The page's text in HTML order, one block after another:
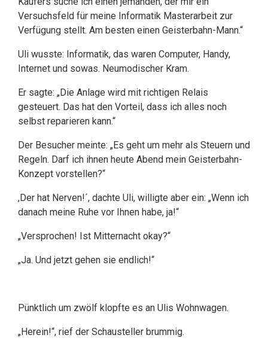
Versuchsfeld für meine Informatik Masterarbeit zur
Verfügung stellt. Am besten einen Geisterbahn-Mann.“
Uli wusste: Informatik, das waren Computer, Handy,
Internet und sowas. Neumodischer Kram.
Er sagte: „Die Anlage wird mit richtigen Relais
gesteuert. Das hat den Vorteil, dass ich alles noch
selbst reparieren kann.“
Der Besucher meinte: „Es geht um mehr als Steuern und
Regeln. Darf ich ihnen heute Abend mein Geisterbahn-
Konzept vorstellen?“
,Der hat Nerven!´, dachte Uli, willigte aber ein: „Wenn ich
danach meine Ruhe vor Ihnen habe, ja!“
„Versprochen! Ist Mitternacht okay?“
„Ja. Und jetzt gehen sie endlich!“
Pünktlich um zwölf klopfte es an Ulis Wohnwagen.
„Herein!“, rief der Schausteller brummig.